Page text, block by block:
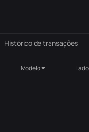
Histórico de transações
Modelo Lado